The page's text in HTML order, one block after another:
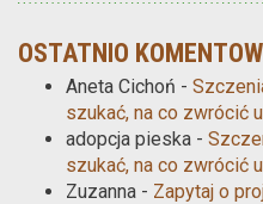
OSTATNIO
Aneta Cichoń -
szukać, na co zwrócić
adopcja pieska -
szukać, na co zwrócić
Zuzanna - Zapytaj o